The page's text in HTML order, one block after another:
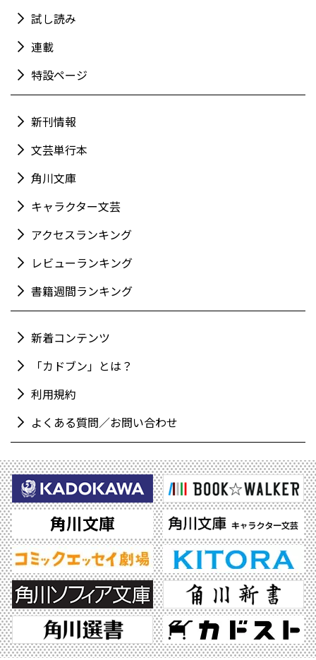
試し読み
連載
特設ページ
新刊情報
文芸単行本
角川文庫
キャラクター文芸
アクセスランキング
レビューランキング
書籍週間ランキング
新着コンテンツ
「カドブン」とは？
利用規約
よくある質問／お問い合わせ